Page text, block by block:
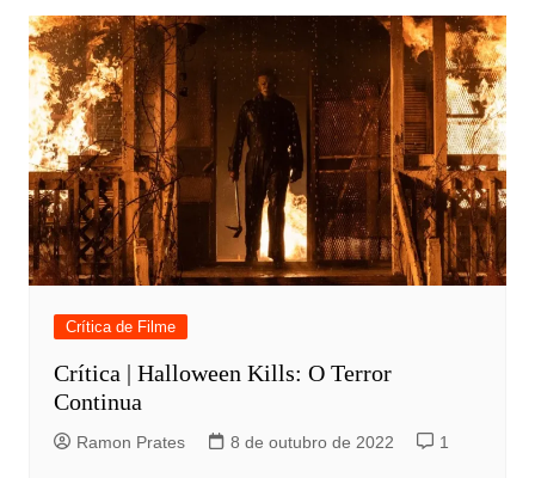
Crítica de Filme
Crítica | Halloween Kills: O Terror
Continua
Ramon Prates 8 de outubro de 2022 1